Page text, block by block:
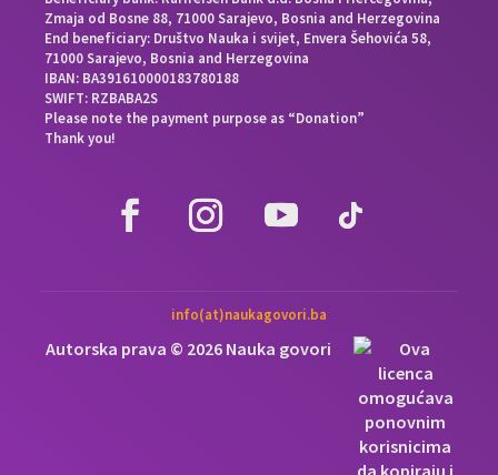
Zmaja od Bosne 88, 71000 Sarajevo, Bosnia and Herzegovina
End beneficiary: Društvo Nauka i svijet, Envera Šehovića 58,
71000 Sarajevo, Bosnia and Herzegovina
IBAN: BA391610000183780188
SWIFT: RZBABA2S
Please note the payment purpose as “Donation”
Thank you!
info(at)naukagovori.ba
Autorska prava © 2026 Nauka govori